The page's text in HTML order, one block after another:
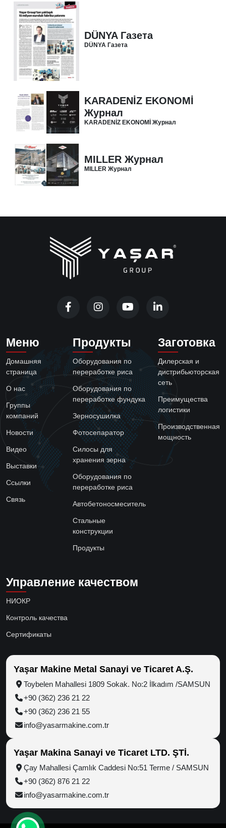
DÜNYA Газета
DÜNYA Газета
KARADENİZ EKONOMİ
Журнал
KARADENİZ EKONOMİ Журнал
MILLER Журнал
MILLER Журнал
Меню
Домашняя
страница
О нас
Группы
компаний
Новости
Видео
Выставки
Ссылки
Связь
Продукты
Оборудования по
переработке риса
Оборудования по
переработке фундука
Зерносушилка
Фотосепаратор
Силосы для
хранения зерна
Оборудования по
переработке риса
Автобетоносмеситель
Стальные
конструкции
Продукты
Заготовка
Дилерская и
дистрибьюторская
сеть
Преимущества
логистики
Производственная
мощность
Управление качеством
НИОКР
Контроль качества
Сертификаты
Yaşar Makine Metal Sanayi ve Ticaret A.Ş.
Toybelen Mahallesi 1809 Sokak. No:2 İlkadım /SAMSUN
+90 (362) 236 21 22
+90 (362) 236 21 55
info@yasarmakine.com.tr
Yaşar Makina Sanayi ve Ticaret LTD. ŞTİ.
Çay Mahallesi Çamlık Caddesi No:51 Terme / SAMSUN
+90 (362) 876 21 22
info@yasarmakine.com.tr